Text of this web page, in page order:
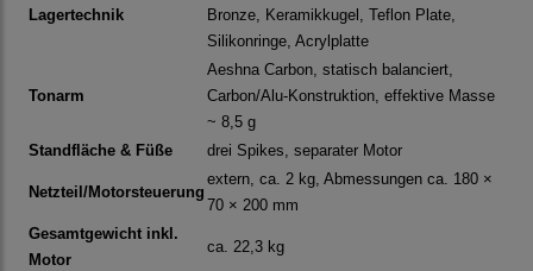
Lagertechnik
Bronze, Keramikkugel, Teflon Plate,
Silikonringe, Acrylplatte
Tonarm
Aeshna Carbon, statisch balanciert,
Carbon/Alu-Konstruktion, effektive Masse
~ 8,5 g
Standfläche & Füße
drei Spikes, separater Motor
Netzteil/Motorsteuerung
extern, ca. 2 kg, Abmessungen ca. 180 ×
70 × 200 mm
Gesamtgewicht inkl.
Motor
ca. 22,3 kg